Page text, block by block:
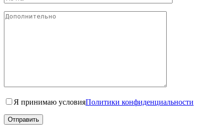
Я принимаю условияПолитики конфиденциальности